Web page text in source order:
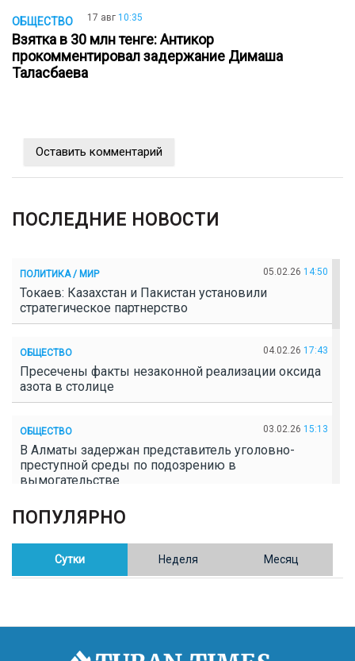
ОБЩЕСТВО 17 авг 10:35
Взятка в 30 млн тенге: Антикор
прокомментировал задержание Димаша
Таласбаева
Оставить комментарий
ПОСЛЕДНИЕ НОВОСТИ
ПОЛИТИКА / МИР 05.02.26 14:50
Токаев: Казахстан и Пакистан установили
стратегическое партнерство
ОБЩЕСТВО 04.02.26 17:43
Пресечены факты незаконной реализации оксида
азота в столице
ОБЩЕСТВО 03.02.26 15:13
В Алматы задержан представитель уголовно-
преступной среды по подозрению в
вымогательстве
ОБЩЕСТВО
Полицейские пресекли незаконное выращивание
конопли в Таразе
Казахстан возглавил Договор о зоне, свободной от
ПОПУЛЯРНО
Сутки Неделя Месяц